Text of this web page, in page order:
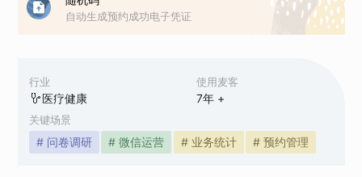
行业
医疗健康
使用麦客
7年 +
关键场景
# 问卷调研 # 微信运营 # 业务统计 # 预约管理
自动生成预约成功电子凭证